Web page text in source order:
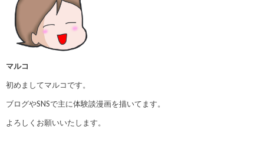
マルコ
初めましてマルコです。
ブログやSNSで主に体験談漫画を描いてます。
よろしくお願いいたします。